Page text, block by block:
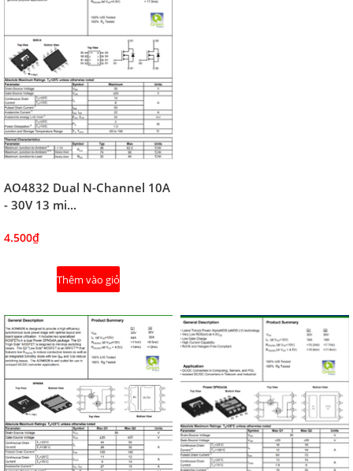
AO4832 Dual N-Channel 10A
- 30V 13 mi...
4.500₫
Thêm vào giỏ